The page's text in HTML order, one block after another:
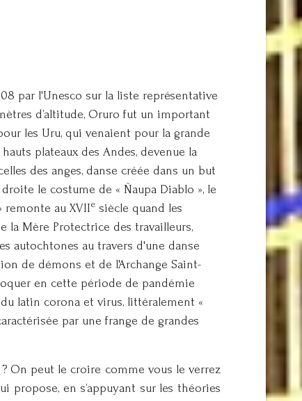
par l'Unesco sur la liste représentative
d’altitude, Oruro fut un important
les Uru, qui venaient pour la grande
plateaux des Andes, devenue la
des anges, danse créée dans un but
le costume de « Ñaupa Diablo », le
remonte au XVIIe siècle quand les
la Mère Protectrice des travailleurs,
autochtones au travers d'une danse
de démons et de l'Archange Saint-
en cette période de pandémie
latin corona et virus, littéralement «
par une frange de grandes
On peut le croire comme vous le verrez
propose, en s’appuyant sur les théories